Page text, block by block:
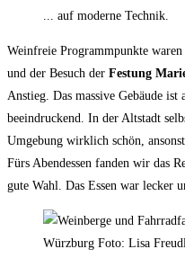
... auf moderne Technik.
Weinfreie Programmpunkte
und der Besuch der Festung
Anstieg. Das massive Gebäude ist
beeindruckend. In der Altstadt
Umgebung wirklich schön,
Fürs Abendessen fanden wir das
gute Wahl. Das Essen war lecker